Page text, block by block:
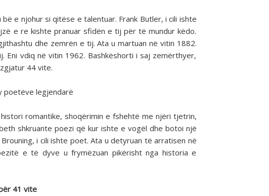
e njohur si qitëse e talentuar. Frank Butler, i cili ishte
e re kishte pranuar sfidën e tij për të mundur këdo.
dhe zemrën e tij. Ata u martuan në vitin 1882.
vdiq në vitin 1962. Bashkëshorti i saj zemërthyer,
44 vite.
poetëve legjendarë
romantike, shoqërimin e fshehtë me njëri tjetrin,
shkruante poezi që kur ishte e vogël dhe botoi një
i cili ishte poet. Ata u detyruan të arratisen në
e të dyve u frymëzuan pikërisht nga historia e
41 vite